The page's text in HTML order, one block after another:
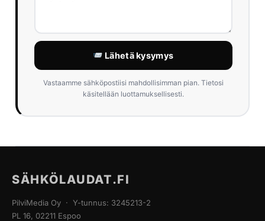
Lähetä kysymys
Vastaamme sähköpostiisi mahdollisimman pian. Tietosi
käsitellään luottamuksellisesti.
SÄHKÖLAUDAT.FI
PilviMedia Oy · Y-tunnus: 3245213-2
PL 16, 02211 Espoo